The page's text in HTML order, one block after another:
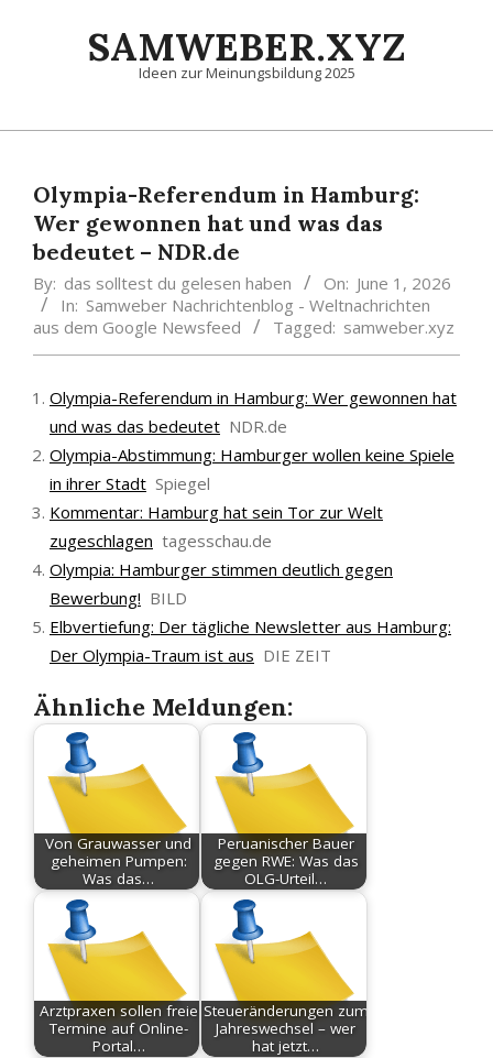
SAMWEBER.XYZ
Ideen zur Meinungsbildung 2025
Primary
MenuOlympia-Referendum in Hamburg:
Wer gewonnen hat und was das
bedeutet – NDR.de
By: das solltest du gelesen haben On: June 1, 2026
In: Samweber Nachrichtenblog - Weltnachrichten
aus dem Google Newsfeed
Tagged: samweber.xyz
Olympia-Referendum in Hamburg: Wer gewonnen hat
und was das bedeutet NDR.de
Olympia-Abstimmung: Hamburger wollen keine Spiele
in ihrer Stadt Spiegel
Kommentar: Hamburg hat sein Tor zur Welt
zugeschlagen tagesschau.de
Olympia: Hamburger stimmen deutlich gegen
Bewerbung! BILD
Elbvertiefung: Der tägliche Newsletter aus Hamburg:
Der Olympia-Traum ist aus DIE ZEIT
Ähnliche Meldungen:
Von Grauwasser und
geheimen Pumpen:
Was das…
Peruanischer Bauer
gegen RWE: Was das
OLG-Urteil…
Arztpraxen sollen freie
Termine auf Online-
Portal…
Steueränderungen zum
Jahreswechsel – wer
hat jetzt…